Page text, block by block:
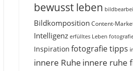
bewusst leben
Bildkomposition Content-
Intelligenz erfülltes Leben
Inspiration fotografie tipps
innere Ruhe innere ruhe